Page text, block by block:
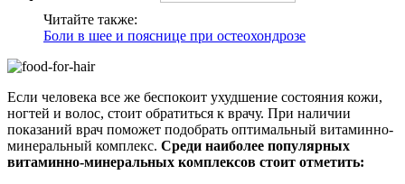
Читайте также:
Боли в шее и пояснице при остеохондрозе
Если человека все же беспокоит ухудшение состояния кожи,
ногтей и волос, стоит обратиться к врачу. При наличии
показаний врач поможет подобрать оптимальный витаминно-
минеральный комплекс. Среди наиболее популярных
витаминно-минеральных комплексов стоит отметить: